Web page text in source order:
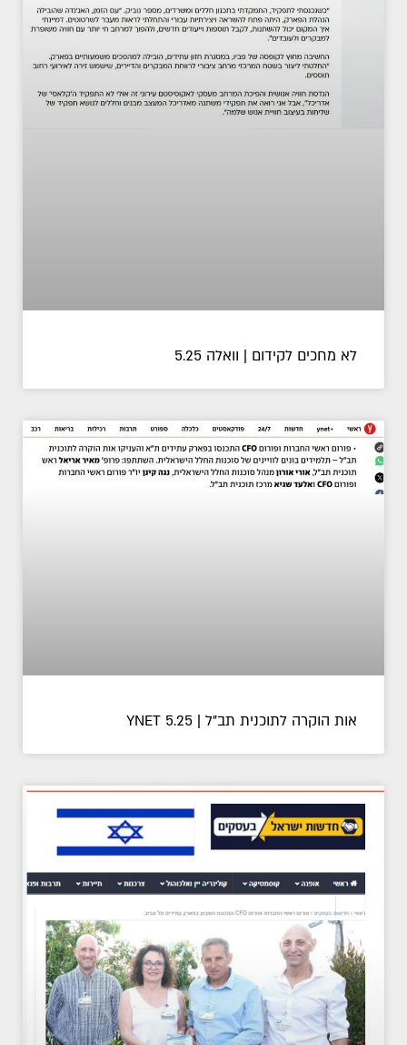
לא מחכים לקידום | וואלה 5.25
אות הוקרה לתוכנית תב"ל | YNET 5.25